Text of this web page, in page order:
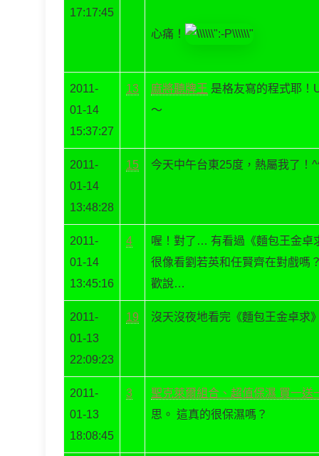
17:17:45
心痛！
2011-
01-14
15:37:27
13 麻將聽牌王 是格友寫的程式耶！
～
2011-
01-14
13:48:28
15 今天中午台東25度，熱屬我了！
2011-
01-14
13:45:16
4
喔！對了… 有看過《麵包王金卓
很像看劉若英和任賢齊在對戲嗎
歡說…
2011-
01-13
22:09:23
19 沒天沒夜地看完《麵包王金卓求
2011-
01-13
18:08:45
3
聖克萊爾組合、超值保濕 買一送
思。 這真的很保濕嗎？